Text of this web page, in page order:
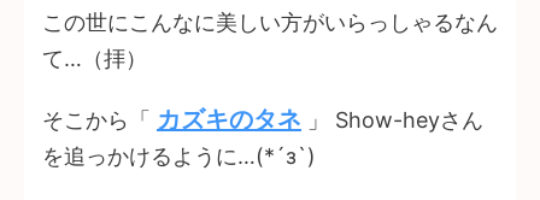
この世にこんなに美しい方がいらっしゃるなん
て…（拝）
そこから「 カズキのタネ 」 Show-heyさん
を追っかけるように…(*´з`)